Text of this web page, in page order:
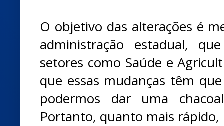
O objetivo das alterações é
administração estadual,
setores como Saúde e
que essas mudanças têm
podermos dar uma
Portanto, quanto mais